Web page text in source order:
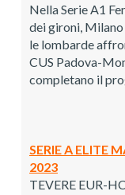
Nella Serie A1
dei gironi, Milano
le lombarde
CUS Padova-
completano il
SERIE A ELITE
2023
TEVERE EUR-